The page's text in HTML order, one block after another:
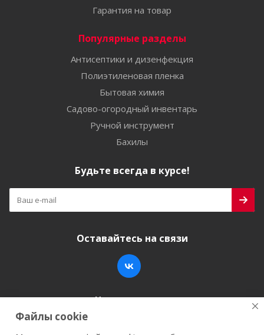
Гарантия на товар
Популярные разделы
Антисептики и дизенфекция
Полиэтиленовая пленка
Бытовая химия
Садово-огородный инвентарь
Ручной инструмент
Бахилы
Будьте всегда в курсе!
Оставайтесь на связи
Наши контакты
+7 (846) 200-05-15
Файлы cookie